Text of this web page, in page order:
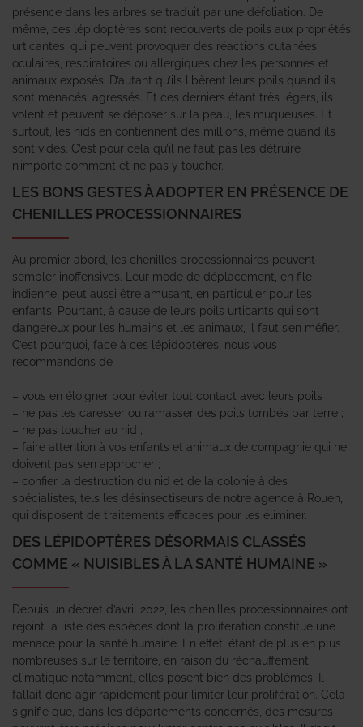
présence dans les arbres se traduit par une défoliation. De
même, ces lépidoptères sont recouverts de poils aux propriétés
urticantes, qui peuvent provoquer des réactions cutanées,
oculaires, respiratoires ou allergiques chez les personnes et
animaux exposés. D’autant qu’ils libèrent leurs poils quand ils
sont menacés, agressés. Et ces derniers étant très légers, ils
volent et peuvent se déposer sur la peau, les muqueuses. Et
surtout, les nids en contiennent des millions, même quand ils
sont vides. C’est pour cela qu’il ne faut pas les détruire
n’importe comment et ne pas y toucher.
LES BONS GESTES À ADOPTER EN PRÉSENCE DE
CHENILLES PROCESSIONNAIRES
Au premier abord, les chenilles processionnaires peuvent
sembler inoffensives. Leur mode de déplacement, en file
indienne, peut aussi être amusant, en particulier pour les
enfants. Pourtant, à cause de leurs poils urticants qui sont
dangereux pour les humains et les animaux, il faut s’en méfier.
C’est pourquoi, face à ces lépidoptères, nous vous
recommandons de :
– vous en éloigner pour éviter tout contact avec leurs poils ;
– ne pas les caresser ou ramasser des poils tombés par terre ;
– ne pas toucher au nid ;
– faire attention à vos enfants et animaux de compagnie qui ne
doivent pas s’en approcher ;
– confier la destruction du nid et de la colonie à des
spécialistes, tels les désinsectiseurs de notre agence à Rouen,
qui disposent de traitements efficaces pour les éliminer.
DES LÉPIDOPTÈRES DÉSORMAIS CLASSÉS
COMME « NUISIBLES À LA SANTÉ HUMAINE »
Depuis un décret d’avril 2022, les chenilles processionnaires ont
rejoint la liste des espèces dont la prolifération constitue une
menace pour la santé humaine. En effet, étant de plus en plus
nombreuses sur le territoire, en raison du réchauffement
climatique notamment, elles posent bien des problèmes. Il
fallait donc agir rapidement pour limiter leur prolifération. Cela
signifie que, dans les départements concernés, des mesures